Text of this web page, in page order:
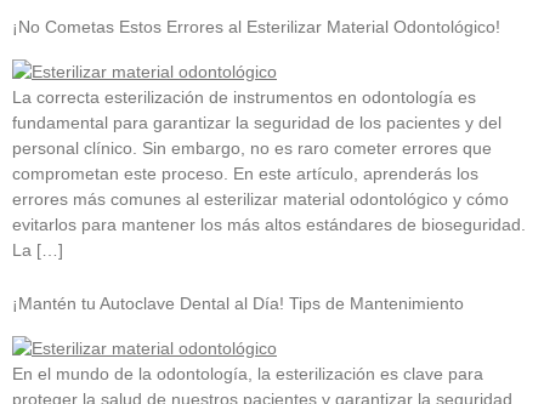
¡No Cometas Estos Errores al Esterilizar Material Odontológico!
La correcta esterilización de instrumentos en odontología es
fundamental para garantizar la seguridad de los pacientes y del
personal clínico. Sin embargo, no es raro cometer errores que
comprometan este proceso. En este artículo, aprenderás los
errores más comunes al esterilizar material odontológico y cómo
evitarlos para mantener los más altos estándares de bioseguridad.
La […]
¡Mantén tu Autoclave Dental al Día! Tips de Mantenimiento
En el mundo de la odontología, la esterilización es clave para
proteger la salud de nuestros pacientes y garantizar la seguridad